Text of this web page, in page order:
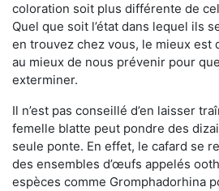
coloration soit plus différente de
Quel que soit l’état dans lequel ils
en trouvez chez vous, le mieux est
au mieux de nous prévenir pour
exterminer.
Il n’est pas conseillé d’en laisser
femelle blatte peut pondre des
seule ponte. En effet, le cafard se
des ensembles d’œufs appelés
espèces comme Gromphadorhina